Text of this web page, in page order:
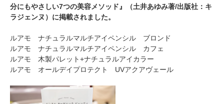
分にもやさしい7つの美容メソッド』（土井あゆみ著/出版社：キ
ラジェンヌ）に掲載されました。
ルアモ ナチュラルマルチアイペンシル ブロンド
ルアモ ナチュラルマルチアイペンシル カフェ
ルアモ 木製パレット+ナチュラルアイカラー
ルアモ オールデイプロテクト UVアクアヴェール